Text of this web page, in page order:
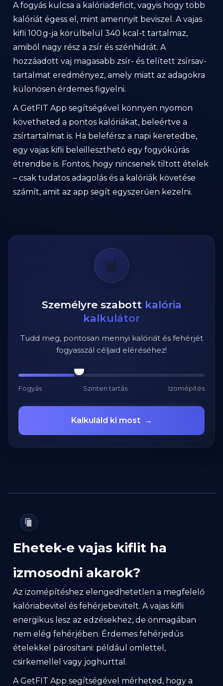
A fogyás kulcsa a kalóriadeficit, vagyis hogy több
kalóriát égess el, mint amennyit beviszel. A vajas
kifli 100 g-ja körülbelül 340 kcal-t tartalmaz,
amiből nagy rész a zsír és szénhidrát. A
hozzáadott vaj magasabb zsír- és telített zsírsav-
tartalmat eredményez, amely miatt az adagokra
különösen érdemes figyelni.
A GetFIT App segítségével könnyen nyomon
követheted a pontos kalóriákat, beleértve a
zsírtartalmat is. Ha beleférsz a napi keretedbe,
egy vajas kifli beleilleszthető egy fogyókúrás
étrendbe is. Fontos, hogy nincsenek tiltott ételek
– csak tudatos adagolás és a kalóriák követése
számít, amit az app segít egyszerűen kezelni.
📊
Személyre szabott kalória
kalkulátor
Tudd meg, pontosan mennyi kalóriát és fehérjét
fogyasszál céljaid eléréséhez!
Fogyás Szinten tartás Izomépítés
Kalkuláld ki most →
Ehetek‑e vajas kiflit ha
izmosodni akarok?
Az izomépítéshez elengedhetetlen a megfelelő
kalóriabevitel és fehérjebevitelt. A vajas kifli
energikus lesz az edzésekhez, de önmagában
nem elég fehérjében. Érdemes fehérjedús
ételekkel párosítani: például omlettel,
csirkemellel vagy joghurttal.
A GetFIT App segítségével mérheted, hogy a